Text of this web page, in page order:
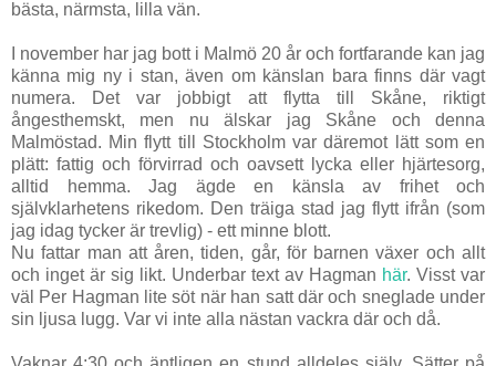
bästa, närmsta, lilla vän.
I november har jag bott i Malmö 20 år och fortfarande kan jag
känna mig ny i stan, även om känslan bara finns där vagt
numera. Det var jobbigt att flytta till Skåne, riktigt
ångesthemskt, men nu älskar jag Skåne och denna
Malmöstad. Min flytt till Stockholm var däremot lätt som en
plätt: fattig och förvirrad och oavsett lycka eller hjärtesorg,
alltid hemma. Jag ägde en känsla av frihet och
självklarhetens rikedom. Den träiga stad jag flytt ifrån (som
jag idag tycker är trevlig) - ett minne blott.
Nu fattar man att åren, tiden, går, för barnen växer och allt
och inget är sig likt. Underbar text av Hagman här. Visst var
väl Per Hagman lite söt när han satt där och sneglade under
sin ljusa lugg. Var vi inte alla nästan vackra där och då.